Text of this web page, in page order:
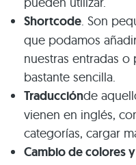
Shortcode. Son
que podamos
nuestras entradas o
bastante sencilla.
Traducciónde
vienen en inglés,
categorías, cargar
Cambio de colores